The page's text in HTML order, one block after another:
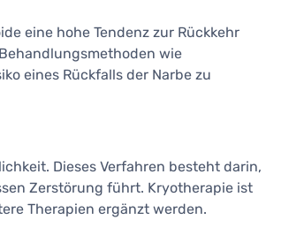
eine hohe Tendenz zur Rückkehr
wie
eines Rückfalls der Narbe zu
Dieses Verfahren besteht darin,
Zerstörung führt. Kryotherapie ist
Therapien ergänzt werden.